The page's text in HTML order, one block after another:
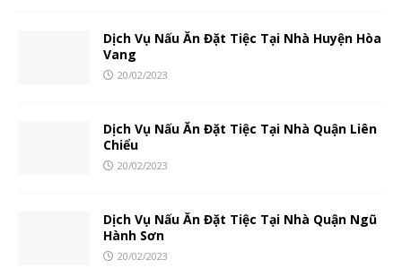
Dịch Vụ Nấu Ăn Đặt Tiệc Tại Nhà Huyện Hòa
Vang
20/02/2023
Dịch Vụ Nấu Ăn Đặt Tiệc Tại Nhà Quận Liên
Chiểu
20/02/2023
Dịch Vụ Nấu Ăn Đặt Tiệc Tại Nhà Quận Ngũ
Hành Sơn
20/02/2023